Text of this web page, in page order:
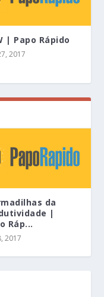
| Papo Rápido
2017
da
|
Ráp...
2017